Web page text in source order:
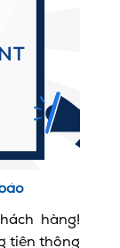
hàng!
tiện thông